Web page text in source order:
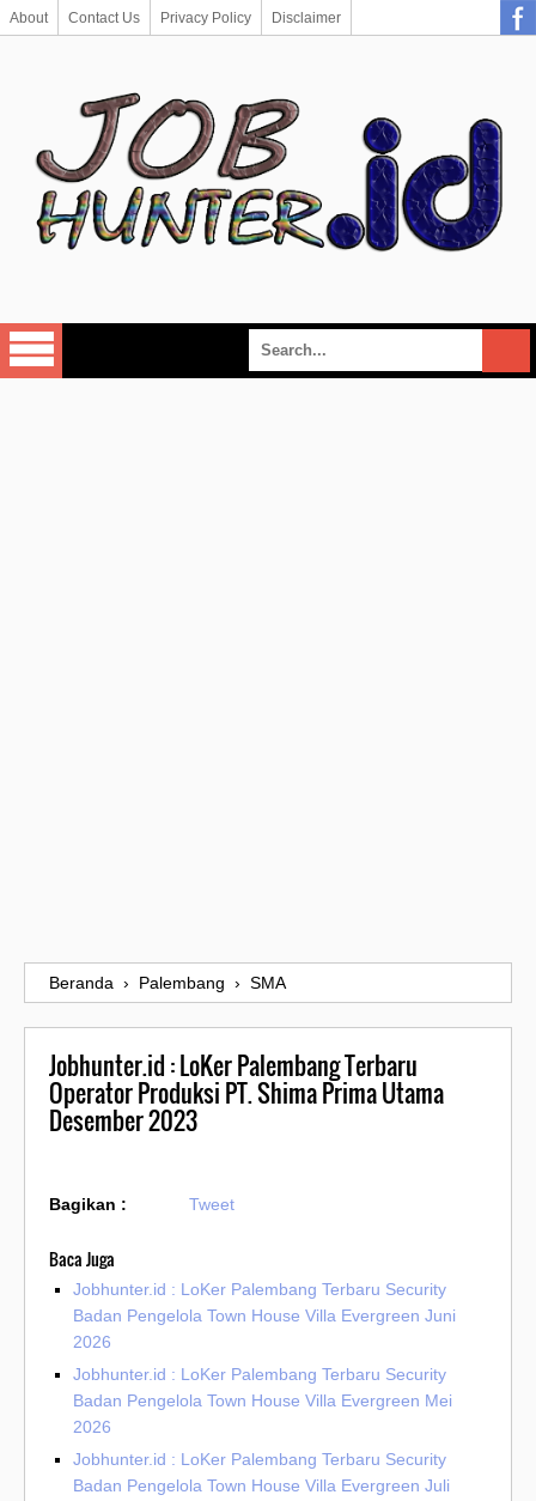
About Contact Us Privacy Policy Disclaimer
Beranda › Palembang › SMA
Jobhunter.id : LoKer Palembang Terbaru
Operator Produksi PT. Shima Prima Utama
Desember 2023
Bagikan : Tweet
Baca Juga
Jobhunter.id : LoKer Palembang Terbaru Security
Badan Pengelola Town House Villa Evergreen Juni
2026
Jobhunter.id : LoKer Palembang Terbaru Security
Badan Pengelola Town House Villa Evergreen Mei
2026
Jobhunter.id : LoKer Palembang Terbaru Security
Badan Pengelola Town House Villa Evergreen Juli